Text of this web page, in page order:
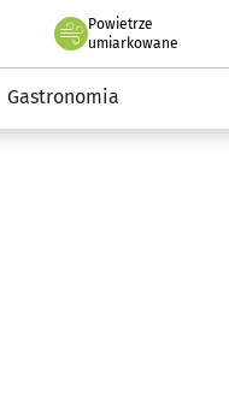
Powietrze
we Wrocławiu
umiarkowane
Gastronomia